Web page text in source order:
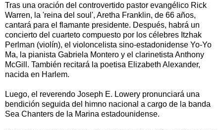
Tras una oración del controvertido pastor evangélico Rick
Warren, la 'reina del soul', Aretha Franklin, de 66 años,
cantará para el flamante presidente. Después, habrá un
concierto del cuarteto compuesto por los célebres Itzhak
Perlman (violín), el violoncelista sino-estadonidense Yo-Yo
Ma, la pianista Gabriela Montero y el clarinetista Anthony
McGill. También recitará la poetisa Elizabeth Alexander,
nacida en Harlem.
Luego, el reverendo Joseph E. Lowery pronunciará una
bendición seguida del himno nacional a cargo de la banda
Sea Chanters de la Marina estadounidense.